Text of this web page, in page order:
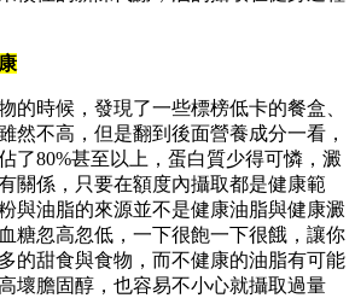
的時候，發現了一些標榜低卡的餐盒、
然不高，但是翻到後面營養成分一看，
了80%甚至以上，蛋白質少得可憐，澱
關係，只要在額度內攝取都是健康範
與油脂的來源並不是健康油脂與健康澱
糖忽高忽低，一下很飽一下很餓，讓你
的甜食與食物，而不健康的油脂有可能
壞膽固醇，也容易不小心就攝取過量